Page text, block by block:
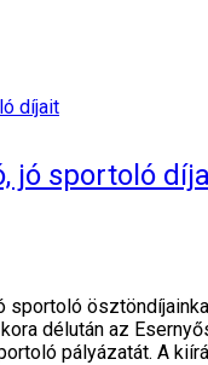
jó sportoló
délután az
pályázatát. A